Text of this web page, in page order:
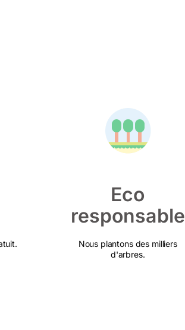
Eco
responsable
Nous plantons des milliers
d'arbres.